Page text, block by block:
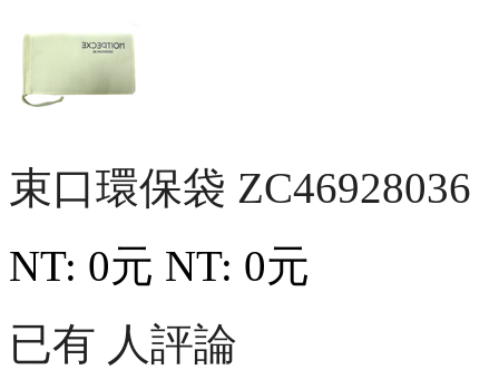
束口環保袋 ZC46928036
NT: 0元 NT: 0元
已有 人評論